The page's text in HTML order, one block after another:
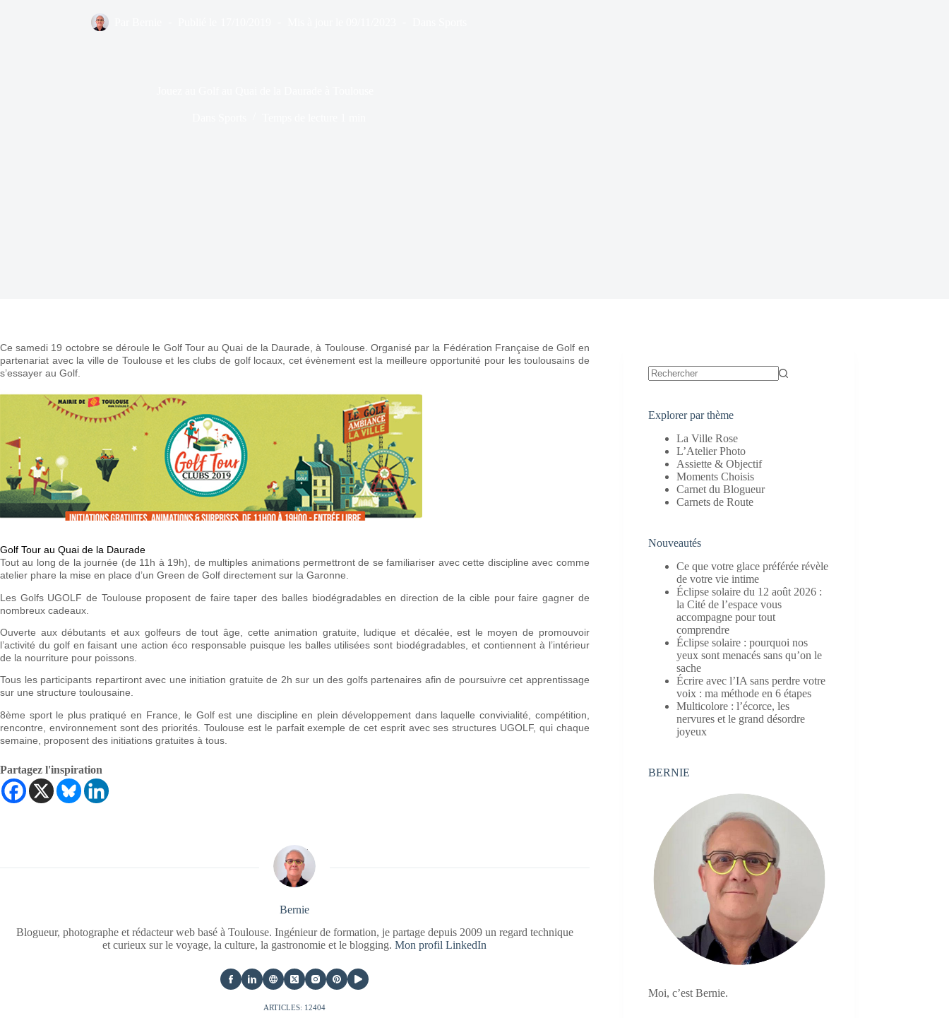
Ce samedi 19 octobre se déroule le Golf Tour au Quai de la Daurade, à Toulouse. Organisé par la Fédération Française de Golf en
partenariat avec la ville de Toulouse et les clubs de golf locaux, cet évènement est la meilleure opportunité pour les toulousains de
s’essayer au Golf.
Golf Tour au Quai de la Daurade
Tout au long de la journée (de 11h à 19h), de multiples animations permettront de se familiariser avec cette discipline avec comme
atelier phare la mise en place d’un Green de Golf directement sur la Garonne.
Les Golfs UGOLF de Toulouse proposent de faire taper des balles biodégradables en direction de la cible pour faire gagner de
nombreux cadeaux.
Ouverte aux débutants et aux golfeurs de tout âge, cette animation gratuite, ludique et décalée, est le moyen de promouvoir
l’activité du golf en faisant une action éco responsable puisque les balles utilisées sont biodégradables, et contiennent à l’intérieur
de la nourriture pour poissons.
Tous les participants repartiront avec une initiation gratuite de 2h sur un des golfs partenaires afin de poursuivre cet apprentissage
sur une structure toulousaine.
8ème sport le plus pratiqué en France, le Golf est une discipline en plein développement dans laquelle convivialité, compétition,
rencontre, environnement sont des priorités. Toulouse est le parfait exemple de cet esprit avec ses structures UGOLF, qui chaque
semaine, proposent des initiations gratuites à tous.
Partagez l'inspiration
Bernie
Blogueur, photographe et rédacteur web basé à Toulouse. Ingénieur de formation, je partage depuis 2009 un regard technique
et curieux sur le voyage, la culture, la gastronomie et le blogging.Mon profil LinkedIn
ARTICLES: 12404
Explorer par thème
La Ville Rose
L’Atelier Photo
Assiette & Objectif
Moments Choisis
Carnet du Blogueur
Carnets de Route
Nouveautés
Ce que votre glace préférée révèle
de votre vie intime
Éclipse solaire du 12 août 2026 :
la Cité de l’espace vous
accompagne pour tout
comprendre
Éclipse solaire : pourquoi nos
yeux sont menacés sans qu’on le
sache
Écrire avec l’IA sans perdre votre
voix : ma méthode en 6 étapes
Multicolore : l’écorce, les
nervures et le grand désordre
joyeux
BERNIE
Moi, c’est Bernie.